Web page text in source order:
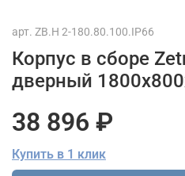
арт. ZB.H 2-180.80.100.IP66
Корпус в сборе
дверный
38 896 ₽
Купить в 1 клик